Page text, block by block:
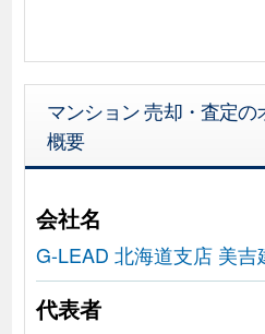
マンション 売却・査定
概要
会社名
G-LEAD 北海道支店 美吉
代表者